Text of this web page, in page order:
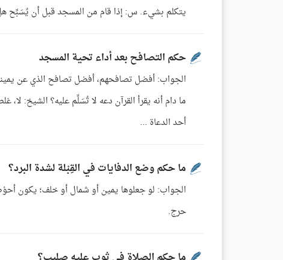
يتكلم بشيء. س: إذا قام من المسجد قبل أن يُسَبِّح هل
حكم التصافح بعد أداء تحية المسجد
الجواب: أفضل تصافحهم، أفضل تصافح الذي عن
ما دام أنه يقرأ القرآن دعه لا تُسَلِّم عليه؟ الشيخ:
أحد الدعاة ...
ما حكم وضع الدفايات في القِبْلة لشدة البرد؟
الجواب: لو جعلوها يمين أو شمال أو خلف؛ يكون
حرج.